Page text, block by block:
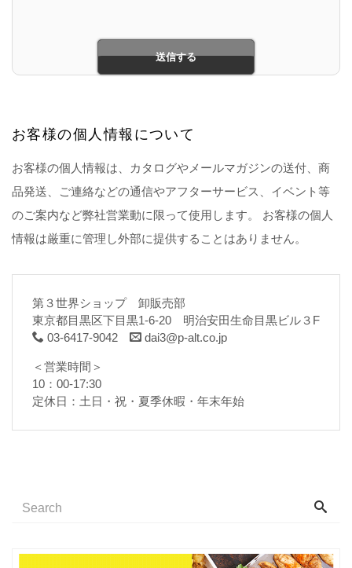
お客様の個人情報について
お客様の個人情報は、カタログやメールマガジンの送付、商
品発送、ご連絡などの通信やアフターサービス、イベント等
のご案内など弊社営業動に限って使用します。 お客様の個人
情報は厳重に管理し外部に提供することはありません。
第３世界ショップ 卸販売部
東京都目黒区下目黒1-6-20 明治安田生命目黒ビル３F
03-6417-9042
dai3@p-alt.co.jp
＜営業時間＞
10：00-17:30
定休日：土日・祝・夏季休暇・年末年始